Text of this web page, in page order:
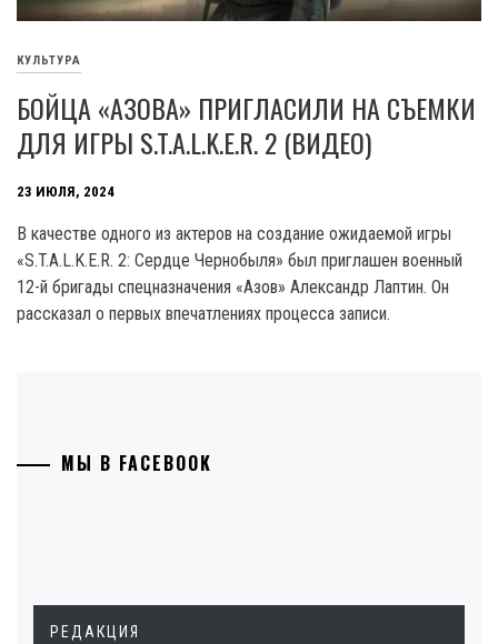
КУЛЬТУРА
БОЙЦА «АЗОВА» ПРИГЛАСИЛИ НА СЪЕМКИ
ДЛЯ ИГРЫ S.T.A.L.K.E.R. 2 (ВИДЕО)
23 ИЮЛЯ, 2024
В качестве одного из актеров на создание ожидаемой игры
«S.T.A.L.K.E.R. 2: Сердце Чернобыля» был приглашен военный
12-й бригады спецназначения «Азов» Александр Лаптин. Он
рассказал о первых впечатлениях процесса записи.
МЫ В FACEBOOK
РЕДАКЦИЯ